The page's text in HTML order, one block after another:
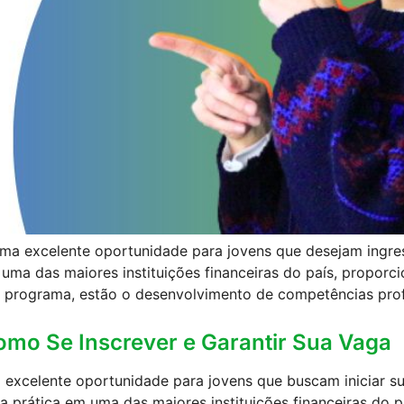
excelente oportunidade para jovens que desejam
das maiores instituições financeiras do país,
estão o desenvolvimento de competências
Se Inscrever e Garantir Sua Vaga
oportunidade para jovens que buscam iniciar